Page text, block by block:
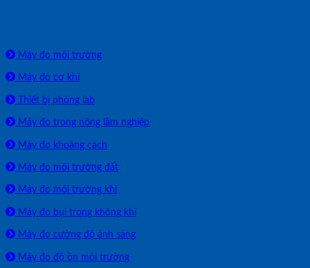
Máy đo môi trường
Máy đo cơ khí
Thiết bị phòng lab
Máy đo trong nông lâm nghiệp
Máy đo khoảng cách
Máy đo môi trường đất
Máy đo môi trường khí
Máy đo bụi trong không khí
Máy đo cường độ ánh sáng
Máy đo độ ồn môi trường